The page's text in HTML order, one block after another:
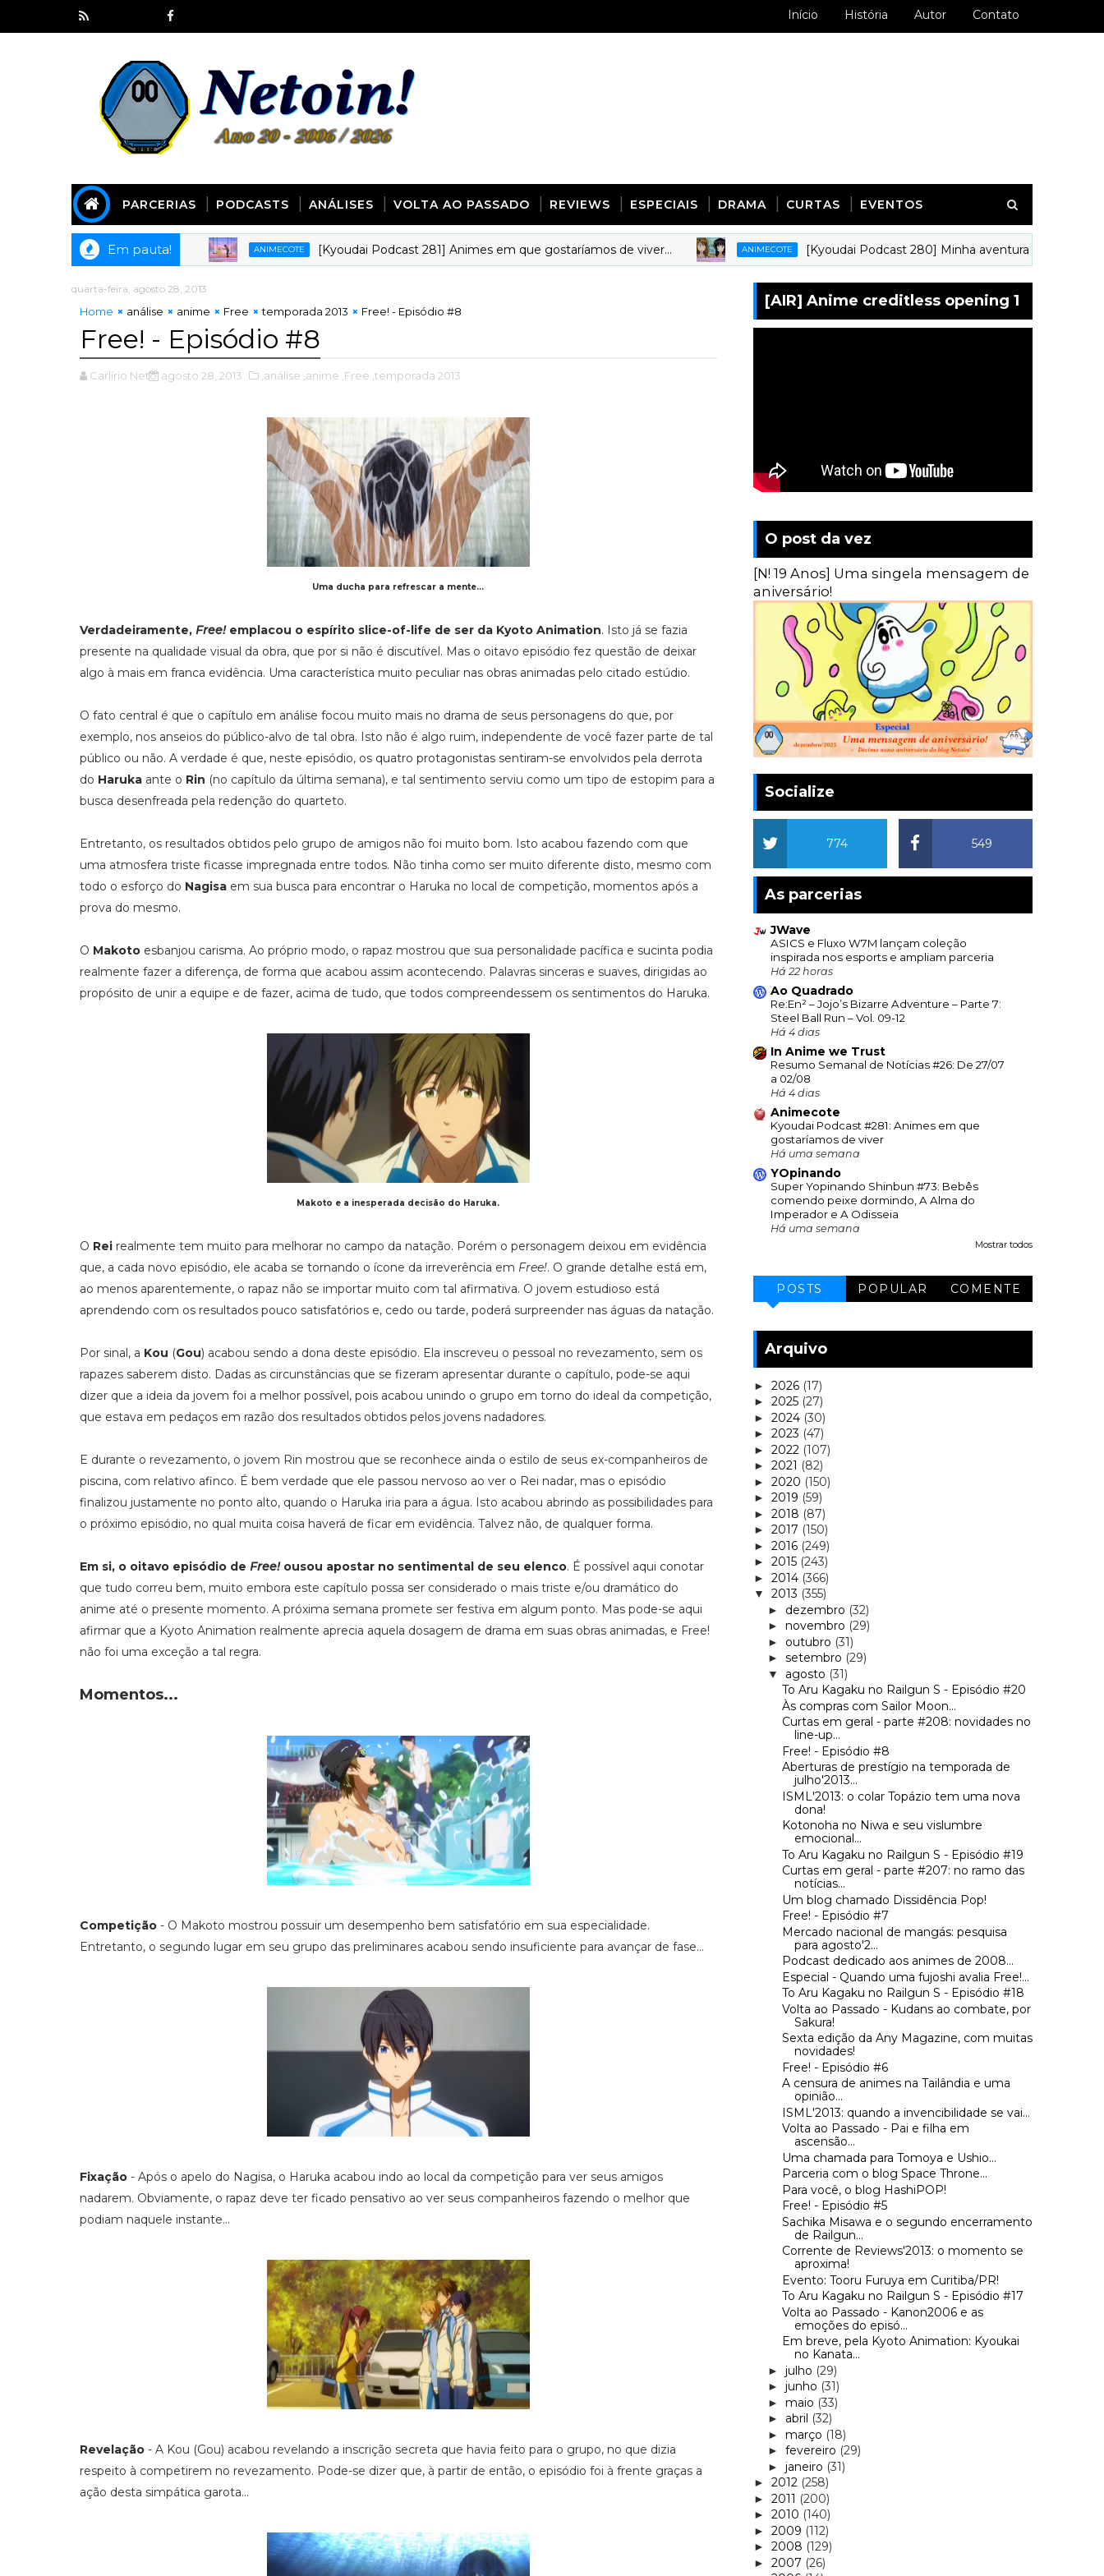
Início História Autor Contato
PARCERIAS PODCASTS ANÁLISES VOLTA AO PASSADO REVIEWS ESPECIAIS DRAMA CURTAS EVENTOS
Em pauta! ANIMECOTE [Kyoudai Podcast 281] Animes em que gostaríamos de viver... ANIMECOTE [Kyoudai Podcast 280] Minha aventura animística na
quarta-feira, agosto 28, 2013
Home análise anime Free temporada 2013 Free! - Episódio #8
Free! - Episódio #8
Carlírio Neto agosto 28, 2013 ,análise ,anime ,Free ,temporada 2013
Uma ducha para refrescar a mente...
Verdadeiramente, Free!emplacou o espírito slice-of-life de ser da Kyoto Animation. Isto já se fazia
presente na qualidade visual da obra, que por si não é discutível. Mas o oitavo episódio fez questão de deixar
algo à mais em franca evidência. Uma característica muito peculiar nas obras animadas pelo citado estúdio.
O fato central é que o capítulo em análise focou muito mais no drama de seus personagens do que, por
exemplo, nos anseios do público-alvo de tal obra. Isto não é algo ruim, independente de você fazer parte de tal
público ou não. A verdade é que, neste episódio, os quatro protagonistas sentiram-se envolvidos pela derrota
do Haruka ante o Rin (no capítulo da última semana), e tal sentimento serviu como um tipo de estopim para a
busca desenfreada pela redenção do quarteto.
Entretanto, os resultados obtidos pelo grupo de amigos não foi muito bom. Isto acabou fazendo com que
uma atmosfera triste ficasse impregnada entre todos. Não tinha como ser muito diferente disto, mesmo com
todo o esforço do Nagisa em sua busca para encontrar o Haruka no local de competição, momentos após a
prova do mesmo.
O Makoto esbanjou carisma. Ao próprio modo, o rapaz mostrou que sua personalidade pacífica e sucinta podia
realmente fazer a diferença, de forma que acabou assim acontecendo. Palavras sinceras e suaves, dirigidas ao
propósito de unir a equipe e de fazer, acima de tudo, que todos compreendessem os sentimentos do Haruka.
Makoto e a inesperada decisão do Haruka.
O Rei realmente tem muito para melhorar no campo da natação. Porém o personagem deixou em evidência
que, a cada novo episódio, ele acaba se tornando o ícone da irreverência em Free!. O grande detalhe está em,
ao menos aparentemente, o rapaz não se importar muito com tal afirmativa. O jovem estudioso está
aprendendo com os resultados pouco satisfatórios e, cedo ou tarde, poderá surpreender nas águas da natação.
Por sinal, a Kou (Gou) acabou sendo a dona deste episódio. Ela inscreveu o pessoal no revezamento, sem os
rapazes saberem disto. Dadas as circunstâncias que se fizeram apresentar durante o capítulo, pode-se aqui
dizer que a ideia da jovem foi a melhor possível, pois acabou unindo o grupo em torno do ideal da competição,
que estava em pedaços em razão dos resultados obtidos pelos jovens nadadores.
E durante o revezamento, o jovem Rin mostrou que se reconhece ainda o estilo de seus ex-companheiros de
piscina, com relativo afinco. É bem verdade que ele passou nervoso ao ver o Rei nadar, mas o episódio
finalizou justamente no ponto alto, quando o Haruka iria para a água. Isto acabou abrindo as possibilidades para
o próximo episódio, no qual muita coisa haverá de ficar em evidência. Talvez não, de qualquer forma.
Em si, o oitavo episódio de Free!ousou apostar no sentimental de seu elenco. É possível aqui conotar
que tudo correu bem, muito embora este capítulo possa ser considerado o mais triste e/ou dramático do
anime até o presente momento. A próxima semana promete ser festiva em algum ponto. Mas pode-se aqui
afirmar que a Kyoto Animation realmente aprecia aquela dosagem de drama em suas obras animadas, e Free!
não foi uma exceção a tal regra.
Momentos...
Competição - O Makoto mostrou possuir um desempenho bem satisfatório em sua especialidade.
Entretanto, o segundo lugar em seu grupo das preliminares acabou sendo insuficiente para avançar de fase...
Fixação - Após o apelo do Nagisa, o Haruka acabou indo ao local da competição para ver seus amigos
nadarem. Obviamente, o rapaz deve ter ficado pensativo ao ver seus companheiros fazendo o melhor que
podiam naquele instante...
Revelação - A Kou (Gou) acabou revelando a inscrição secreta que havia feito para o grupo, no que dizia
respeito à competirem no revezamento. Pode-se dizer que, à partir de então, o episódio foi à frente graças a
ação desta simpática garota...
[AIR] Anime creditless opening 1
O post da vez
[N! 19 Anos] Uma singela mensagem de
aniversário!
Socialize
549
774
As parcerias
JWave
ASICS e Fluxo W7M lançam coleção
inspirada nos esports e ampliam parceria
Há 22 horas
Ao Quadrado
Re:En² – Jojo’s Bizarre Adventure – Parte 7:
Steel Ball Run – Vol. 09-12
Há 4 dias
In Anime we Trust
Resumo Semanal de Notícias #26: De 27/07
a 02/08
Há 4 dias
Animecote
Kyoudai Podcast #281: Animes em que
gostaríamos de viver
Há uma semana
YOpinando
Super Yopinando Shinbun #73: Bebês
comendo peixe dormindo, A Alma do
Imperador e A Odisseia
Há uma semana
Mostrar todos
POSTS POPULAR COMENTE
Arquivo
► 2026 (17)
► 2025 (27)
► 2024 (30)
► 2023 (47)
► 2022 (107)
► 2021 (82)
► 2020 (150)
► 2019 (59)
► 2018 (87)
► 2017 (150)
► 2016 (249)
► 2015 (243)
► 2014 (366)
▼ 2013 (355)
► dezembro (32)
► novembro (29)
► outubro (31)
► setembro (29)
▼ agosto (31)
To Aru Kagaku no Railgun S - Episódio #20
Às compras com Sailor Moon...
Curtas em geral - parte #208: novidades no
line-up...
Free! - Episódio #8
Aberturas de prestígio na temporada de
julho'2013...
ISML'2013: o colar Topázio tem uma nova
dona!
Kotonoha no Niwa e seu vislumbre
emocional...
To Aru Kagaku no Railgun S - Episódio #19
Curtas em geral - parte #207: no ramo das
notícias...
Um blog chamado Dissidência Pop!
Free! - Episódio #7
Mercado nacional de mangás: pesquisa
para agosto'2...
Podcast dedicado aos animes de 2008...
Especial - Quando uma fujoshi avalia Free!...
To Aru Kagaku no Railgun S - Episódio #18
Volta ao Passado - Kudans ao combate, por
Sakura!
Sexta edição da Any Magazine, com muitas
novidades!
Free! - Episódio #6
A censura de animes na Tailândia e uma
opinião...
ISML'2013: quando a invencibilidade se vai...
Volta ao Passado - Pai e filha em
ascensão...
Uma chamada para Tomoya e Ushio...
Parceria com o blog Space Throne...
Para você, o blog HashiPOP!
Free! - Episódio #5
Sachika Misawa e o segundo encerramento
de Railgun...
Corrente de Reviews'2013: o momento se
aproxima!
Evento: Tooru Furuya em Curitiba/PR!
To Aru Kagaku no Railgun S - Episódio #17
Volta ao Passado - Kanon2006 e as
emoções do episó...
Em breve, pela Kyoto Animation: Kyoukai
no Kanata...
► julho (29)
► junho (31)
► maio (33)
► abril (32)
► março (18)
► fevereiro (29)
► janeiro (31)
► 2012 (258)
► 2011 (200)
► 2010 (140)
► 2009 (112)
► 2008 (129)
► 2007 (26)